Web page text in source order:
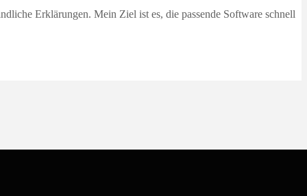
Erklärungen. Mein Ziel ist es, die passende Software schnell